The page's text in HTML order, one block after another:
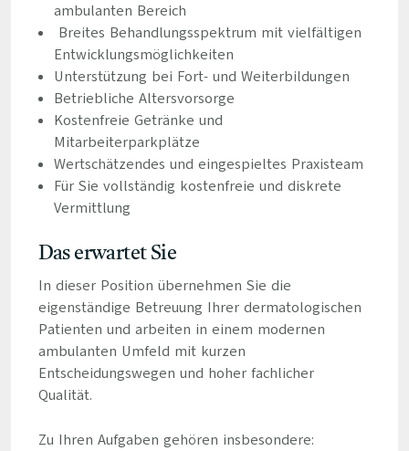
ambulanten Bereich
Breites Behandlungsspektrum mit vielfältigen
Entwicklungsmöglichkeiten
Unterstützung bei Fort- und Weiterbildungen
Betriebliche Altersvorsorge
Kostenfreie Getränke und
Mitarbeiterparkplätze
Wertschätzendes und eingespieltes Praxisteam
Für Sie vollständig kostenfreie und diskrete
Vermittlung
Das erwartet Sie
In dieser Position übernehmen Sie die
eigenständige Betreuung Ihrer dermatologischen
Patienten und arbeiten in einem modernen
ambulanten Umfeld mit kurzen
Entscheidungswegen und hoher fachlicher
Qualität.
Zu Ihren Aufgaben gehören insbesondere: